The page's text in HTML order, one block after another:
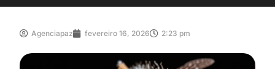
Agenciapaz fevereiro 16, 2026 2:23 pm